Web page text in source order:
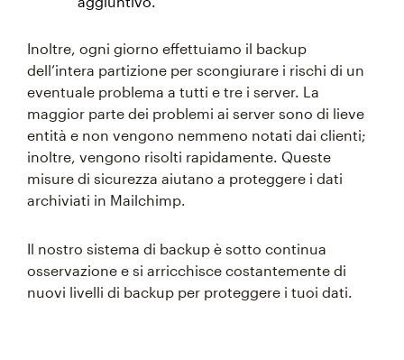
Inoltre, ogni giorno effettuiamo il backup
dell’intera partizione per scongiurare i rischi di un
eventuale problema a tutti e tre i server. La
maggior parte dei problemi ai server sono di lieve
entità e non vengono nemmeno notati dai clienti;
inoltre, vengono risolti rapidamente. Queste
misure di sicurezza aiutano a proteggere i dati
archiviati in Mailchimp.
Il nostro sistema di backup è sotto continua
osservazione e si arricchisce costantemente di
nuovi livelli di backup per proteggere i tuoi dati.